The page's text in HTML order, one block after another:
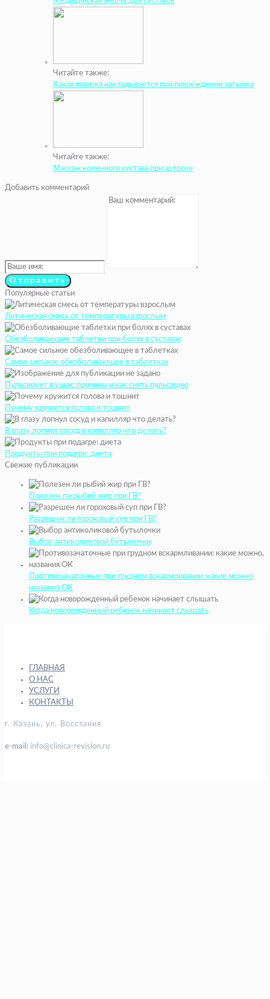
Читайте также:
Какая повязка накладывается при повреждении затылка
Читайте также:
Массаж коленного сустава при артрозе
Добавить комментарий
Популярные статьи
Литическая смесь от температуры взрослым
Обезболивающие таблетки при болях в суставах
Самое сильное обезболивающее в таблетках
Пульсирует в ушах: причины и как снять пульсацию
Почему кружится голова и тошнит
В глазу лопнул сосуд и капилляр что делать?
Продукты при подагре: диета
Свежие публикации
Полезен ли рыбий жир при ГВ?
Разрешен ли гороховый суп при ГВ?
Выбор антиколиковой бутылочки
Противозачаточные при грудном вскармливании: какие можно,
названия ОК
Когда новорожденный ребенок начинает слышать
ГЛАВНАЯ
О НАС
УСЛУГИ
КОНТАКТЫ
г. Казань, ул. Восстания
e-mail: info@clinica-revision.ru